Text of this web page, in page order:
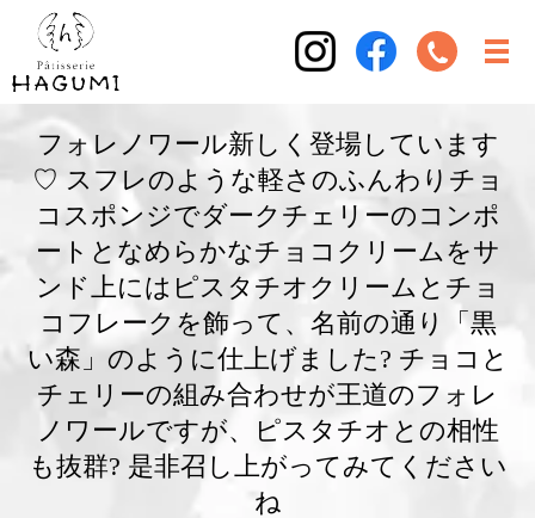
フォレノワール新しく登場しています
♡ スフレのような軽さのふんわりチョ
コスポンジでダークチェリーのコンポ
ートとなめらかなチョコクリームをサ
ンド上にはピスタチオクリームとチョ
コフレークを飾って、名前の通り「黒
い森」のように仕上げました? チョコと
チェリーの組み合わせが王道のフォレ
ノワールですが、ピスタチオとの相性
も抜群? 是非召し上がってみてください
ね